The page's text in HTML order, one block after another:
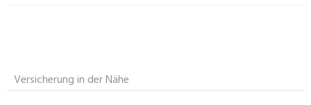
Versicherung in der Nähe